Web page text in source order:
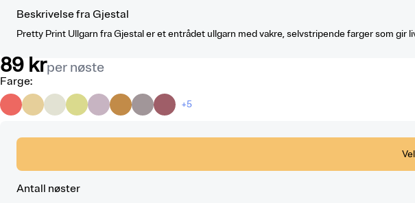
Beskrivelse fra Gjestal
Pretty Print Ullgarn fra Gjestal er et entrådet ullgarn med vakre, selvstripende farger som gir
89 krper nøste
Farge:
+5
Antall nøster